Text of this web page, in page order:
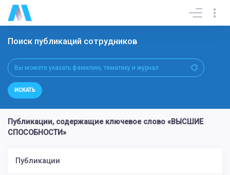
Поиск публикаций сотрудников
ИСКАТЬ
Публикации, содержащие ключевое слово «ВЫСШИЕ
СПОСОБНОСТИ»
Публикации